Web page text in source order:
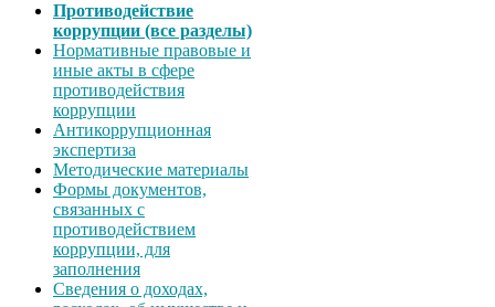
Противодействие
коррупции (все разделы)
Нормативные правовые и
иные акты в сфере
противодействия
коррупции
Антикоррупционная
экспертиза
Методические материалы
Формы документов,
связанных с
противодействием
коррупции, для
заполнения
Сведения о доходах,